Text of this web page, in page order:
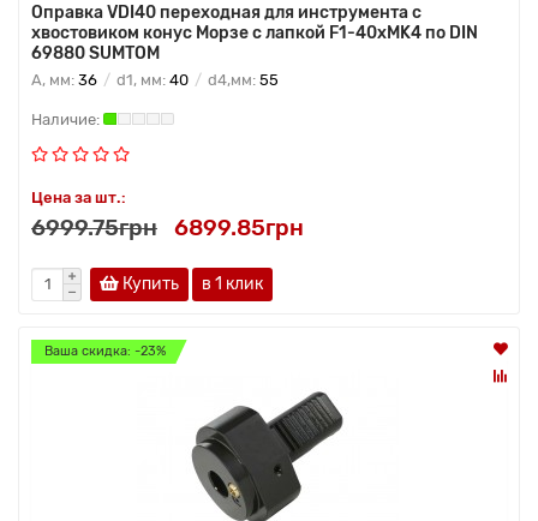
Оправка VDI40 переходная для инструмента с
хвостовиком конус Морзе с лапкой F1-40хMK4 по DIN
69880 SUMTOM
A, мм: 36 d1, мм: 40 d4,мм: 55
Цена за шт.:
6999.75грн 6899.85грн
Купить в 1 клик
Ваша скидка: -23%